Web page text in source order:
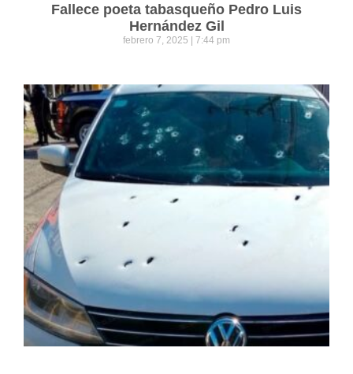
Fallece poeta tabasqueño Pedro Luis
Hernández Gil
febrero 7, 2025 7:44 pm